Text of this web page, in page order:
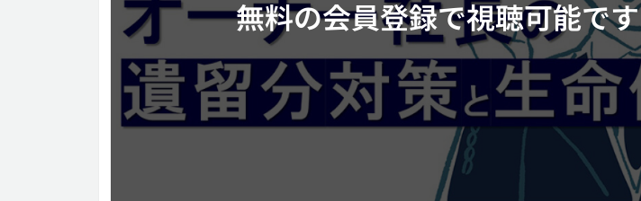
無料の会員登録で視聴可能です